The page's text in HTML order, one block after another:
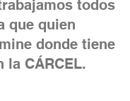
todos
que quien
donde tiene
la CÁRCEL.